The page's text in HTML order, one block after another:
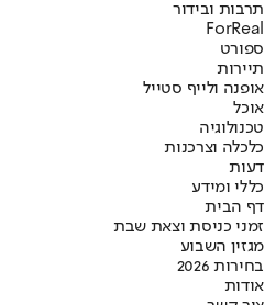
תרבות ובידור
ForReal
ספורט
תיירות
אופנה ולייף סטייל
אוכל
טכנולוגיה
כלכלה וצרכנות
דעות
כללי ומידע
דף הבית
זמני כניסת וצאת שבת
מגזין השבוע
בחירות 2026
אודות